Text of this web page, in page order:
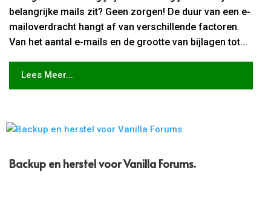
belangrijke mails zit? Geen zorgen! De duur van een e-
mailoverdracht hangt af van verschillende factoren.
Van het aantal e-mails en de grootte van bijlagen tot...
Lees Meer...
Backup en herstel voor Vanilla Forums.​